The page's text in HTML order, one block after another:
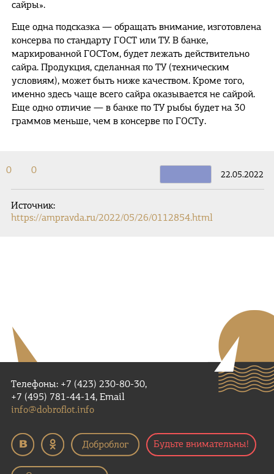
сайры».
Еще одна подсказка — обращать внимание, изготовлена
консерва по стандарту ГОСТ или ТУ. В банке,
маркированной ГОСТом, будет лежать действительно
сайра. Продукция, сделанная по ТУ (техническим
условиям), может быть ниже качеством. Кроме того,
именно здесь чаще всего сайра оказывается не сайрой.
Еще одно отличие — в банке по ТУ рыбы будет на 30
граммов меньше, чем в консерве по ГОСТу.
22.05.2022
0 0
Источник:
https://ampravda.ru/2022/05/26/0112854.html
Телефоны: +7 (423) 230-80-30,
+7 (495) 781-44-14, Email
info@dobroflot.info
Будьте внимательны!